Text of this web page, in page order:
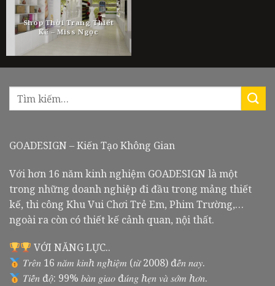
Shop Thời Trang Thiết
Kế – Miss Ngọc
GOADESIGN – Kiến Tạo Không Gian
Với hơn 16 năm kinh nghiệm GOADESIGN là một
trong những doanh nghiệp đi đầu trong mảng thiết
kế, thi công Khu Vui Chơi Trẻ Em, Phim Trường,…
ngoài ra còn có thiết kế cảnh quan, nội thất.
VỚI NĂNG LỰC..
𝑇𝑟𝑒̂𝑛 16 𝑛𝑎̆𝑚 𝑘𝑖𝑛ℎ 𝑛𝑔ℎ𝑖𝑒̣̂𝑚 (𝑡𝑢̛̀ 2008) đ𝑒̂́𝑛 𝑛𝑎𝑦.
𝑇𝑖𝑒̂́𝑛 đ𝑜̣̂: 99% 𝑏𝑎̀𝑛 𝑔𝑖𝑎𝑜 đ𝑢́𝑛𝑔 ℎ𝑒̣𝑛 𝑣𝑎̀ 𝑠𝑜̛́𝑚 ℎ𝑜̛𝑛.